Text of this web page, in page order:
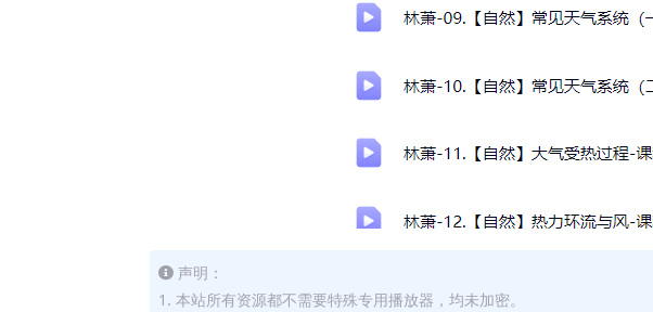
声明：
1. 本站所有资源都不需要特殊专用播放器，均未加密。